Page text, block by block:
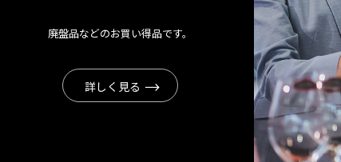
廃盤品などのお買い得品です。
詳しく見る